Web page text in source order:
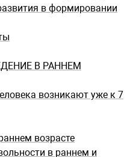
в формировании
В РАННЕМ
возникают уже к 7
возрасте
в раннем и